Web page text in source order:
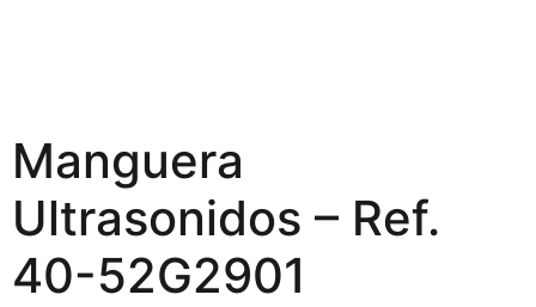
Manguera
Ultrasonidos – Ref.
40-52G2901